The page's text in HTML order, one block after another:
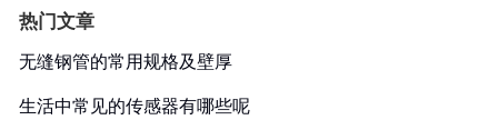
热门文章
无缝钢管的常用规格及壁厚
生活中常见的传感器有哪些呢